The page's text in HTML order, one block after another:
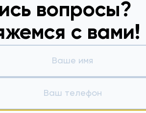
вопросы?
с вами!